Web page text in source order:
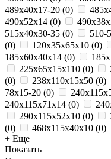
489x40x17-20 (0)
490x52x14 (0)
515x40x30-35 (0) 510-
(0) 120x35x65x10 (0)
185x60x40x14 (0)
225х65х15х110 (0)
(0) 238х110х15х50 (0)
78x15-20 (0)
240x115x71x14 (0)
290x115x52x10 (0)
(0) 468x115x40x10 (0)
+ Еще
Показать